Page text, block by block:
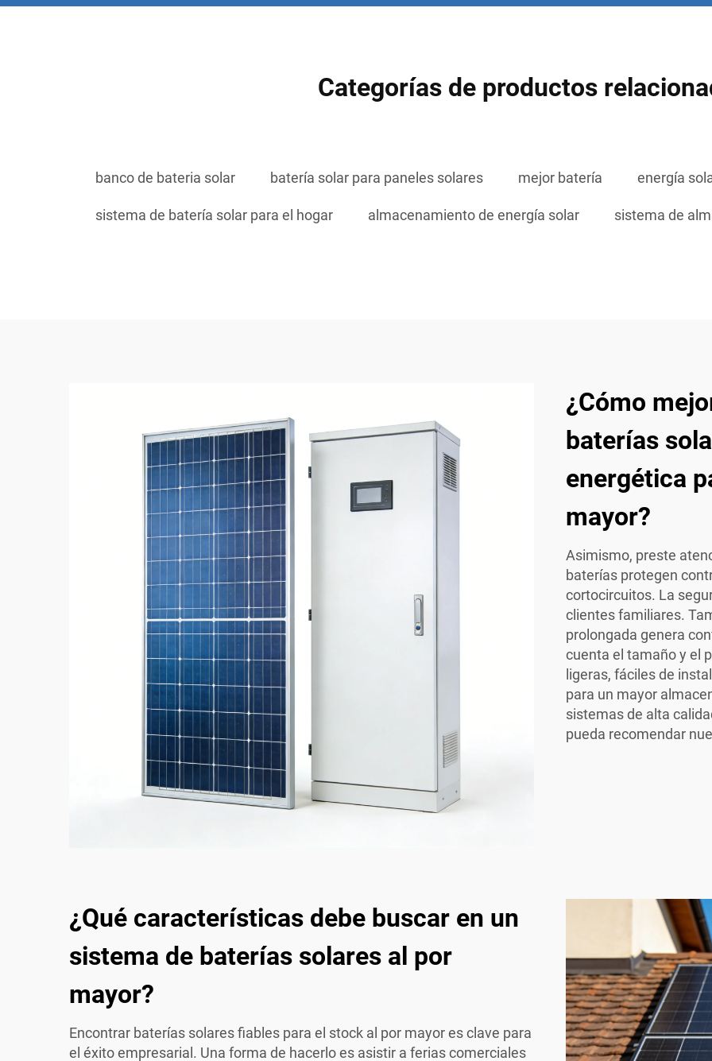
Categorías de productos
banco de bateria solar batería solar para paneles solares mejor batería energía
sistema de batería solar para el hogar almacenamiento de energía solar sistema de
¿Cómo
baterías
energética
mayor?
Asimismo, preste
baterías protegen
cortocircuitos. La
clientes familiares.
prolongada genera
cuenta el tamaño y el
ligeras, fáciles de
para un mayor
sistemas de alta
pueda recomendar
¿Qué características debe buscar en un
sistema de baterías solares al por
mayor?
Encontrar baterías solares fiables para el stock al por mayor es clave para
el éxito empresarial. Una forma de hacerlo es asistir a ferias comerciales